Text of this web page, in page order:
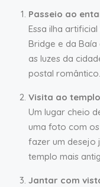
Passeio ao
Essa ilha
Bridge e da
as luzes da
postal romântico.
Visita ao
Um lugar cheio
uma foto com
fazer um desejo
templo mais
Jantar com